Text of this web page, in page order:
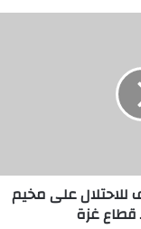
على مخيم
قطاع غزة